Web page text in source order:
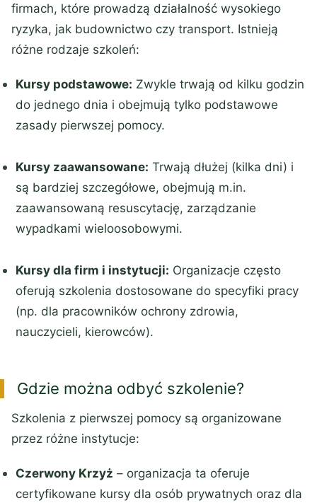
firmach, które prowadzą działalność wysokiego
ryzyka, jak budownictwo czy transport. Istnieją
różne rodzaje szkoleń:
Kursy podstawowe: Zwykle trwają od kilku godzin
do jednego dnia i obejmują tylko podstawowe
zasady pierwszej pomocy.
Kursy zaawansowane: Trwają dłużej (kilka dni) i
są bardziej szczegółowe, obejmują m.in.
zaawansowaną resuscytację, zarządzanie
wypadkami wieloosobowymi.
Kursy dla firm i instytucji: Organizacje często
oferują szkolenia dostosowane do specyfiki pracy
(np. dla pracowników ochrony zdrowia,
nauczycieli, kierowców).
Gdzie można odbyć szkolenie?
Szkolenia z pierwszej pomocy są organizowane
przez różne instytucje:
Czerwony Krzyż – organizacja ta oferuje
certyfikowane kursy dla osób prywatnych oraz dla